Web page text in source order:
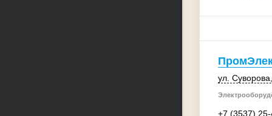
ул.
+7 (3537)